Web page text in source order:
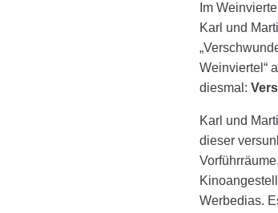
Im
Karl und
Weinviertel“
diesmal:
Karl und
dieser
Werbedias.